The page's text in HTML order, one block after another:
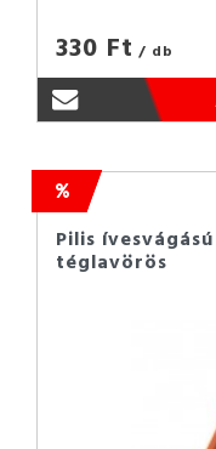
330 Ft / db
Pilis
téglavörös